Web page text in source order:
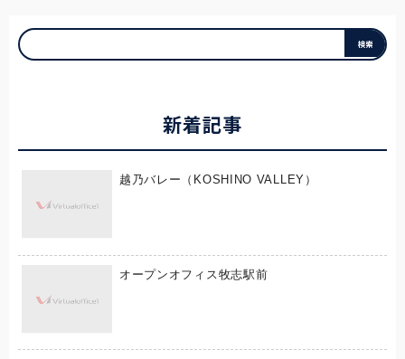
新着記事
越乃バレー（KOSHINO VALLEY）
オープンオフィス牧志駅前